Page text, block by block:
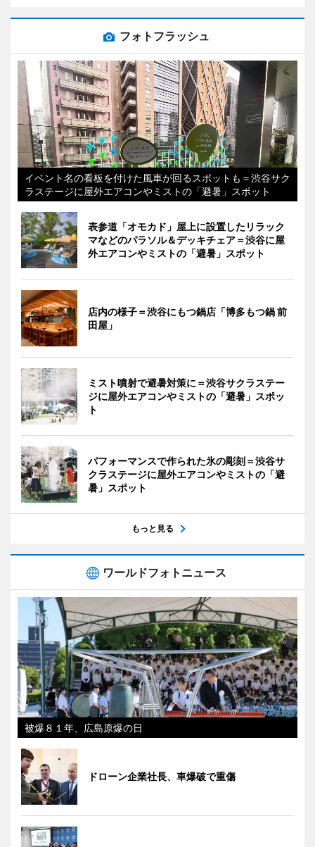
フォトフラッシュ
イベント名の看板を付けた風車が回るスポットも＝渋谷サク
ラステージに屋外エアコンやミストの「避暑」スポット
表参道「オモカド」屋上に設置したリラック
マなどのパラソル＆デッキチェア＝渋谷に屋
外エアコンやミストの「避暑」スポット
店内の様子＝渋谷にもつ鍋店「博多もつ鍋 前
田屋」
ミスト噴射で避暑対策に＝渋谷サクラステー
ジに屋外エアコンやミストの「避暑」スポッ
ト
パフォーマンスで作られた氷の彫刻＝渋谷サ
クラステージに屋外エアコンやミストの「避
暑」スポット
もっと見る
ワールドフォトニュース
被爆８１年、広島原爆の日
ドローン企業社長、車爆破で重傷